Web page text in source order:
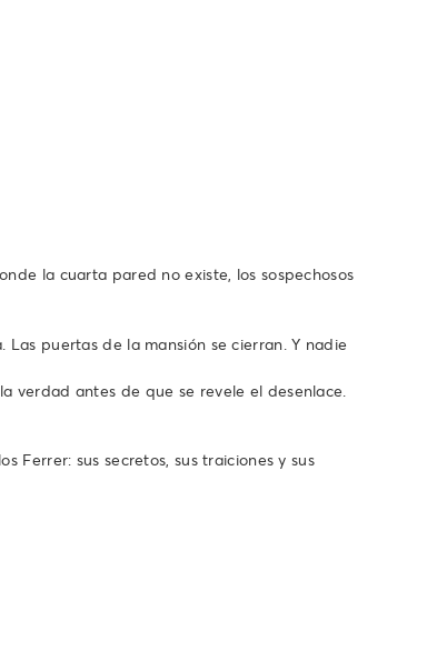
la cuarta pared no existe, los sospechosos
puertas de la mansión se cierran. Y nadie
verdad antes de que se revele el desenlace.
Ferrer: sus secretos, sus traiciones y sus